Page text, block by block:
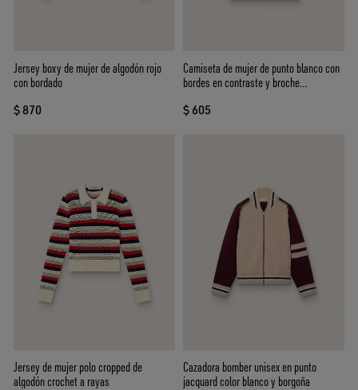
Jersey boxy de mujer de algodón rojo
con bordado
$ 870
Camiseta de mujer de punto blanco con
bordes en contraste y broche
$ 605
Jersey de mujer polo cropped de
algodón crochet a rayas
Cazadora bomber unisex en punto
jacquard color blanco y borgoña